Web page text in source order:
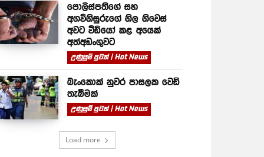
පොලිස්පතිගේ සහ
අගවිනිසුරුගේ නිල නිවෙස්
අවට වීඩියෝ කළ අයෙක්
අත්අඩංගුවට
උණුසුම් පුවත් | Hot News
බැංකොක් නුවර පාසලක වෙඩි
තැබීමක්
උණුසුම් පුවත් | Hot News
Load more